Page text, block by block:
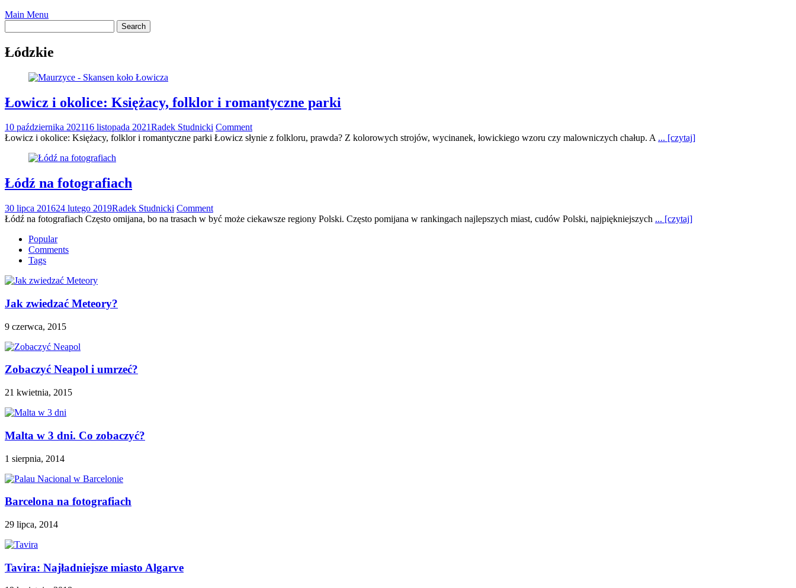
Main Menu
Łódzkie
Łowicz i okolice: Księżacy, folklor i romantyczne parki
10 października 202116 listopada 2021Radek Studnicki Comment
Łowicz i okolice: Księżacy, folklor i romantyczne parki Łowicz słynie z folkloru, prawda? Z kolorowych strojów, wycinanek, łowickiego wzoru czy malowniczych chałup. A ... [czytaj]
Łódź na fotografiach
30 lipca 201624 lutego 2019Radek Studnicki Comment
Łódź na fotografiach Często omijana, bo na trasach w być może ciekawsze regiony Polski. Często pomijana w rankingach najlepszych miast, cudów Polski, najpiękniejszych ... [czytaj]
Popular
Comments
Tags
Jak zwiedzać Meteory?
9 czerwca, 2015
Zobaczyć Neapol i umrzeć?
21 kwietnia, 2015
Malta w 3 dni. Co zobaczyć?
1 sierpnia, 2014
Barcelona na fotografiach
29 lipca, 2014
Tavira: Najładniejsze miasto Algarve